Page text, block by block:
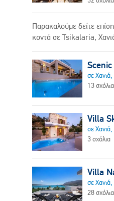
Παρακαλούμε δείτε
κοντά σε Tsikalaria,
σε
13 σχόλια
Villa
σε
3 σχόλια
Villa
σε Χανιά,
28 σχόλια